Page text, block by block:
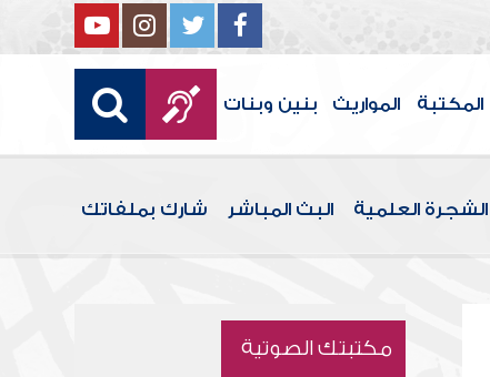
المكتبة المواريث بنين وبنات
الشجرة العلمية البث المباشر شارك بملفاتك
مكتبتك الصوتية